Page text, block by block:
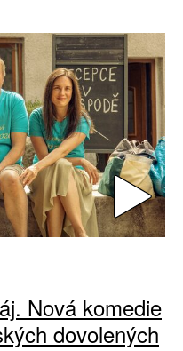
Nová komedie
dovolených